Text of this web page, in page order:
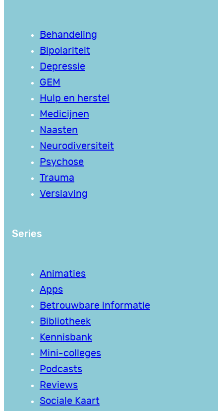
Behandeling
Bipolariteit
Depressie
GEM
Hulp en herstel
Medicijnen
Naasten
Neurodiversiteit
Psychose
Trauma
Verslaving
Series
Animaties
Apps
Betrouwbare informatie
Bibliotheek
Kennisbank
Mini-colleges
Podcasts
Reviews
Sociale Kaart